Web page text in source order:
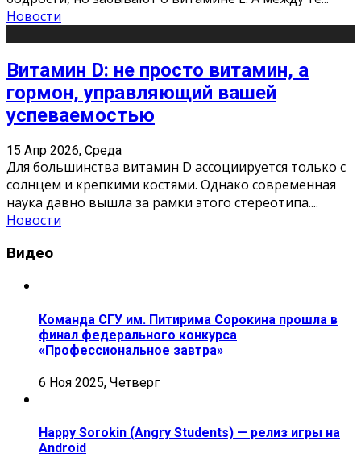
Новости
Витамин D: не просто витамин, а
гормон, управляющий вашей
успеваемостью
15 Апр 2026, Среда
Для большинства витамин D ассоциируется только с
солнцем и крепкими костями. Однако современная
наука давно вышла за рамки этого стереотипа....
Новости
Видео
Команда СГУ им. Питирима Сорокина прошла в
финал федерального конкурса
«Профессиональное завтра»
6 Ноя 2025, Четверг
Happy Sorokin (Angry Students) — релиз игры на
Android